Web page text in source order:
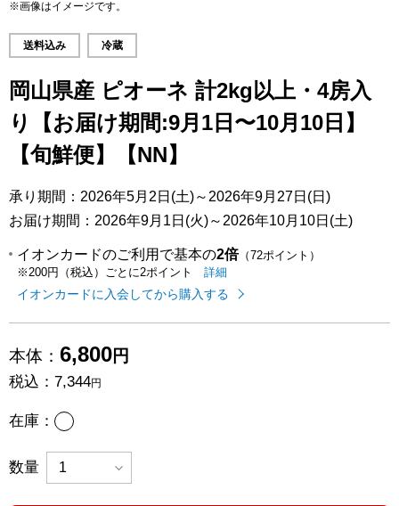
※画像はイメージです。
送料込み 冷蔵
岡山県産 ピオーネ 計2kg以上・4房入
り【お届け期間:9月1日〜10月10日】
【旬鮮便】【NN】
承り期間：2026年5月2日(土)～2026年9月27日(日)
お届け期間：2026年9月1日(火)～2026年10月10日(土)
イオンカードのご利用で基本の2倍（72ポイント）
※200円（税込）ごとに2ポイント
イオンカードのご利用でたまるポイ
詳細
イオンカードに入会してから購入する
本体： 6,800円
税込： 7,344円
在庫： あり
数量